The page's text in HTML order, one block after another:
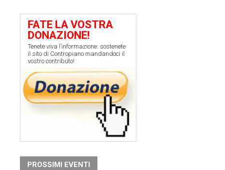
FATE LA VOSTRA
DONAZIONE!
Tenete viva l’informazione: sostenete
il sito di Contropiano mandandoci il
vostro contributo!
PROSSIMI EVENTI